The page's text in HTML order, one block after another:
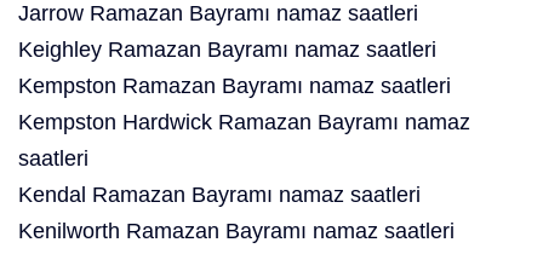
Jarrow Ramazan Bayramı namaz saatleri
Keighley Ramazan Bayramı namaz saatleri
Kempston Ramazan Bayramı namaz saatleri
Kempston Hardwick Ramazan Bayramı namaz
saatleri
Kendal Ramazan Bayramı namaz saatleri
Kenilworth Ramazan Bayramı namaz saatleri